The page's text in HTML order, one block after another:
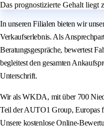
Das prognostizierte Gehalt liegt
In unseren Filialen bieten wir
Verkaufserlebnis. Als
Beratungsgespräche, bewertest
begleitest den gesamten
Unterschrift.
Wir als WKDA, mit über 700
Teil der AUTO1 Group, Europas
Unsere kostenlose Online-